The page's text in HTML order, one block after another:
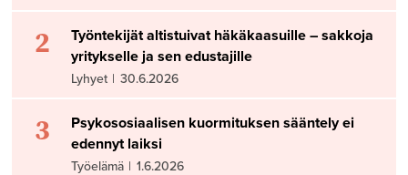
2
Työntekijät altistuivat häkäkaasuille – sakkoja
yritykselle ja sen edustajille
Lyhyet | 30.6.2026
3
Psykososiaalisen kuormituksen sääntely ei
edennyt laiksi
Työelämä | 1.6.2026